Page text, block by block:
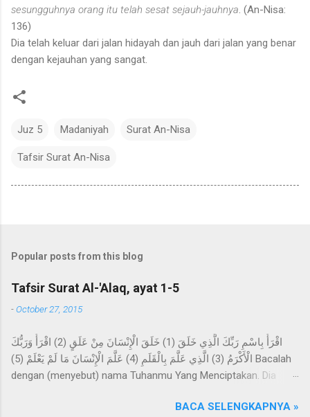
sesungguhnya orang itu telah sesat sejauh-jauhnya . (An-Nisa:
136)
Dia telah keluar dari jalan hidayah dan jauh dari jalan yang benar
dengan kejauhan yang sangat.
Juz 5 Madaniyah Surat An-Nisa
Tafsir Surat An-Nisa
Popular posts from this blog
Tafsir Surat Al-'Alaq, ayat 1-5
-October 27, 2015
اقْرَأْ بِاسْمِ رَبِّكَ الَّذِي خَلَقَ (1) خَلَقَ الْإِنْسَانَ مِنْ عَلَقٍ (2) اقْرَأْ وَرَبُّكَ
الْأَكْرَمُ (3) الَّذِي عَلَّمَ بِالْقَلَمِ (4) عَلَّمَ الْإِنْسَانَ مَا لَمْ يَعْلَمْ (5) Bacalah
dengan (menyebut) nama Tuhanmu Yang Menciptakan. Dia
Tuhanmulah Yang Maha Pemurah, Yang mengajar (manusia)
BACA SELENGKAPNYA »